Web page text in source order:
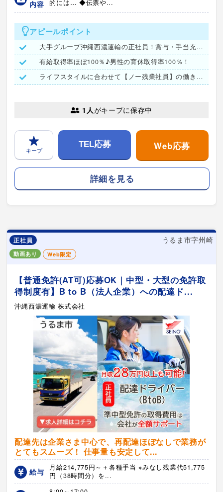
内容 的には… ◆伝票や...
アピールポイント
大手グループ沖縄西濃運輸の正社員！賞与・手当充実で安定収入
有給取得率ほぼ100％♪男性の育休取得率100％！
ライフスタイルに合わせて【ノー残業社員】の働き方も選択可能！
1人がキープに保存中
キープ
TEL応募 Web応募
詳細を見る
正社員 うるま市字州崎
動画あり Web限定
【普通免許(AT可)応募OK｜中型・大型の免許取
得制度有】B to B（法人企業）への配達ド...
沖縄西濃運輸 株式会社
配達先は企業さま中心で、再配達ほぼなしで業務が
とてもスムーズ！ 仕事量も安定して...
給与
月給214,775円～＋各種手当 ※みなし残業代51,775
円（38時間分）を...